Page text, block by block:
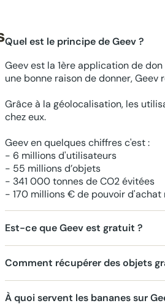
Quel est le principe de Geev ?
Geev est la 1ère application de
une bonne raison de donner,
Grâce à la géolocalisation, les
chez eux.
Geev en quelques chiffres c'est :
- 6 millions d'utilisateurs
- 55 millions d’objets
- 341 000 tonnes de CO2 évitées
- 170 millions € de pouvoir
Est-ce que Geev est gratuit ?
Comment récupérer des objets
À quoi servent les bananes sur